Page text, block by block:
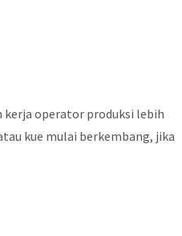
kerja operator produksi lebih
kue mulai berkembang, jika